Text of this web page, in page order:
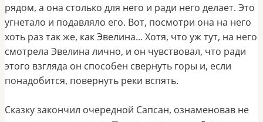
рядом, а она столько для него и ради него делает. Это
угнетало и подавляло его. Вот, посмотри она на него
хоть раз так же, как Эвелина... Хотя, что уж тут, на него
смотрела Эвелина лично, и он чувствовал, что ради
этого взгляда он способен свернуть горы и, если
понадобится, повернуть реки вспять.
Сказку закончил очередной Сапсан, ознаменовав не